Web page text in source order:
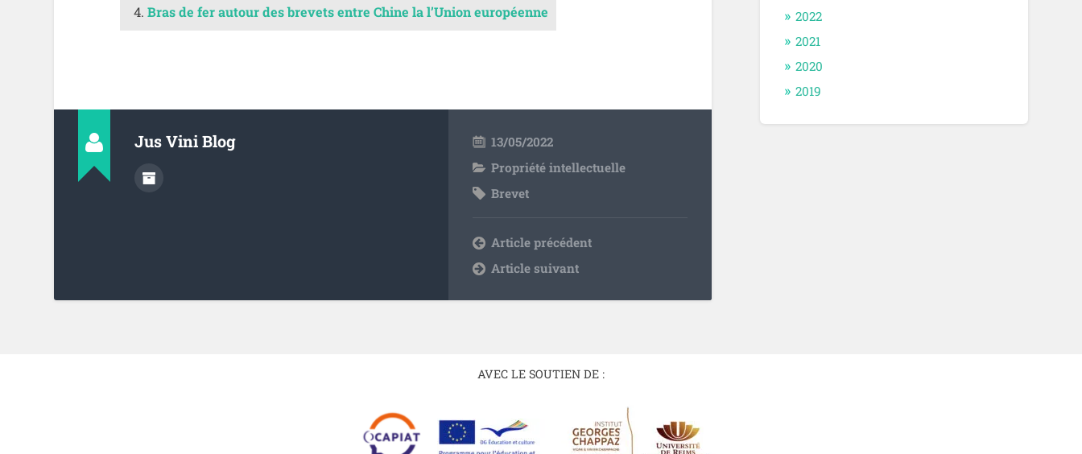
Bras de fer autour des brevets entre Chine la l’Union européenne
Jus Vini Blog
13/05/2022
Propriété intellectuelle
Brevet
Article précédent
Article suivant
2022
2021
2020
2019
AVEC LE SOUTIEN DE :